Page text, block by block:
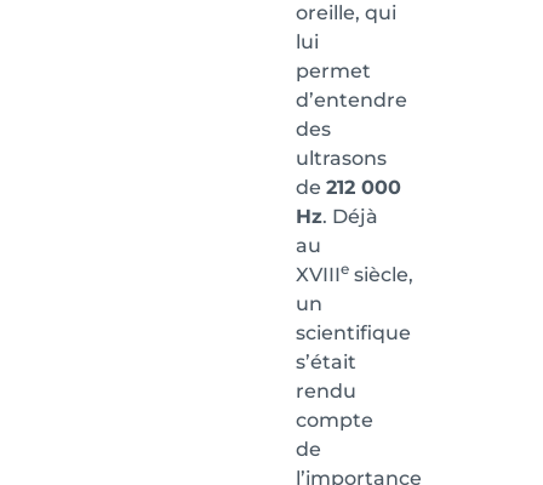
oreille, qui
lui
permet
d’entendre
des
ultrasons
de 212 000
Hz. Déjà
au
XVIIIe siècle,
un
scientifique
s’était
rendu
compte
de
l’importance